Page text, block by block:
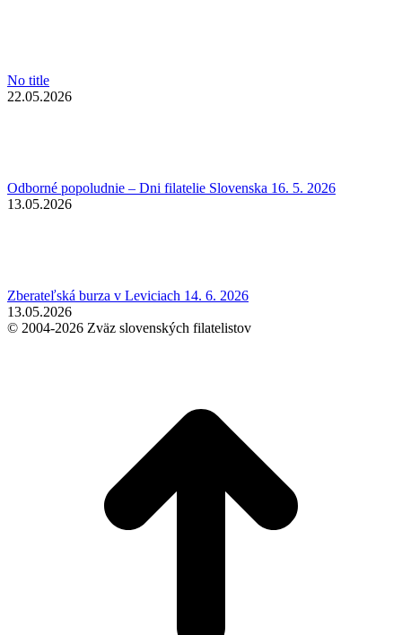
No title
22.05.2026
Odborné popoludnie – Dni filatelie Slovenska 16. 5. 2026
13.05.2026
Zberateľská burza v Leviciach 14. 6. 2026
13.05.2026
© 2004-2026 Zväz slovenských filatelistov